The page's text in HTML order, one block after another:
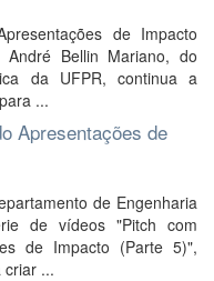
de Impacto
Bellin Mariano, do
da UFPR, continua a
...
Apresentações de
de Engenharia
de vídeos "Pitch com
de Impacto (Parte 5)",
criar ...